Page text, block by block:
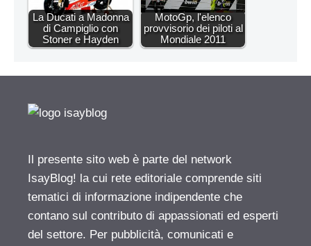
La Ducati a Madonna
di Campiglio con
Stoner e Hayden
MotoGp, l'elenco
provvisorio dei piloti al
Mondiale 2011
Il presente sito web è parte del network
IsayBlog! la cui rete editoriale comprende siti
tematici di informazione indipendente che
contano sul contributo di appassionati ed esperti
del settore. Per pubblicità, comunicati e